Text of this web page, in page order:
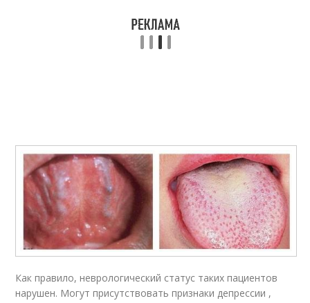
Как правило, неврологический статус таких пациентов
нарушен. Могут присутствовать признаки депрессии ,